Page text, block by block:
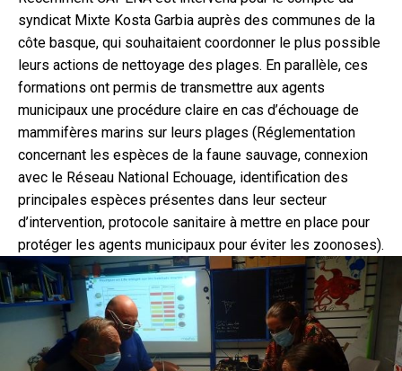
syndicat Mixte Kosta Garbia auprès des communes de la
côte basque, qui souhaitaient coordonner le plus possible
leurs actions de nettoyage des plages. En parallèle, ces
formations ont permis de transmettre aux agents
municipaux une procédure claire en cas d’échouage de
mammifères marins sur leurs plages (Réglementation
concernant les espèces de la faune sauvage, connexion
avec le Réseau National Echouage, identification des
principales espèces présentes dans leur secteur
d’intervention, protocole sanitaire à mettre en place pour
protéger les agents municipaux pour éviter les zoonoses).